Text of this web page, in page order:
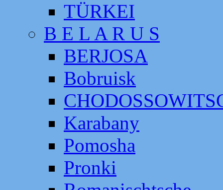
TÜRKEI
B E L A R U S
BERJOSA
Bobruisk
Karabany
Pomosha
Pronki